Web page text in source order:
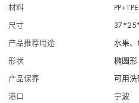
材料
PP+TPE
尺寸
产品推荐用途
水果
形状
椭圆形
产品保养
可用
港口
宁波